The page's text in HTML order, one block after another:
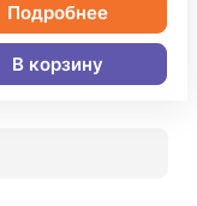
Подробнее
В корзину